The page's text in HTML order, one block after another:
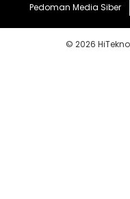
Pedoman Media Siber
© 2026